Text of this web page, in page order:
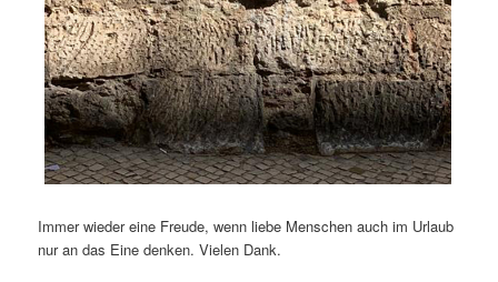
Immer wieder eine Freude, wenn liebe Menschen auch im Urlaub
nur an das Eine denken. Vielen Dank.